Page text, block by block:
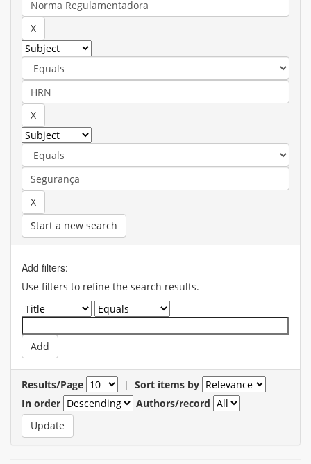
Start a new search
Add filters:
Use filters to refine the search results.
Results/Page | Sort items by
In order
Authors/record